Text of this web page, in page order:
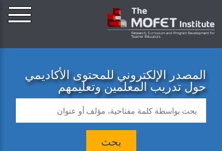
المصدر الإلكتروني للمحتوى الأكاديمي
حول تدريب المعلمين وتعليمهم
بحث